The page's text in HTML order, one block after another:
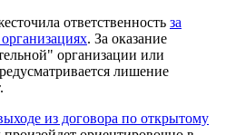
ответственность за
. За оказание
организации или
лишение
из договора по открытому